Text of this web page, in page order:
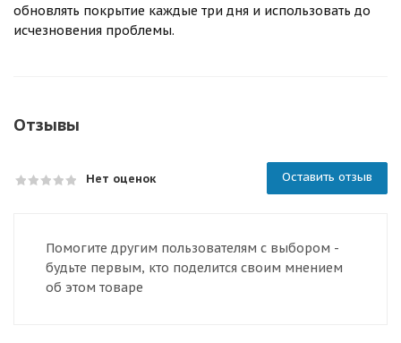
обновлять покрытие каждые три дня и использовать до
исчезновения проблемы.
Отзывы
Нет оценок Оставить отзыв
Помогите другим пользователям с выбором -
будьте первым, кто поделится своим мнением
об этом товаре